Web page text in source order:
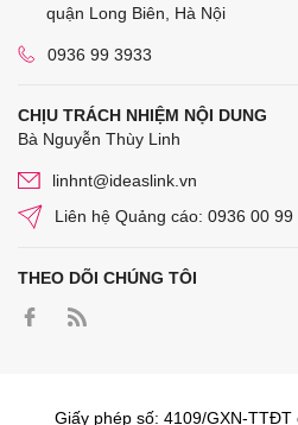
quận Long Biên, Hà Nội
0936 99 3933
CHỊU TRÁCH NHIỆM NỘI DUNG
Bà Nguyễn Thùy Linh
linhnt@ideaslink.vn
Liên hệ Quảng cáo: 0936 00 99
THEO DÕI CHÚNG TÔI
Giấy phép số: 4109/GXN-